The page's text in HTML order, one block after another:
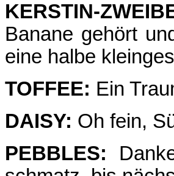
KERSTIN-
Banane gehört
eine halbe
TOFFEE: Ein
DAISY: Oh fein,
PEBBLES: